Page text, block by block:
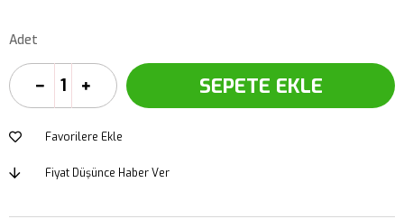
Adet
Favorilere Ekle
Fiyat Düşünce Haber Ver